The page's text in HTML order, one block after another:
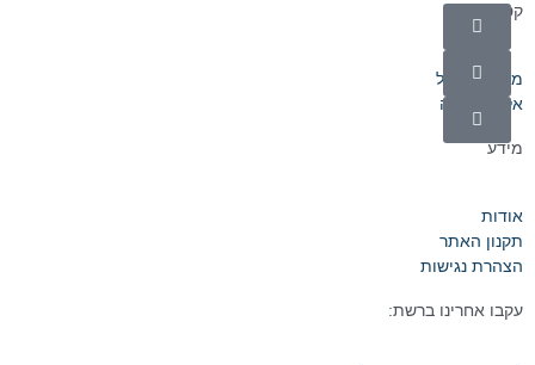
קטגוריות
מוצרי חשמל
אלקטרוניקה
מידע
אודות
תקנון האתר
הצהרת נגישות
עקבו אחרינו ברשת: